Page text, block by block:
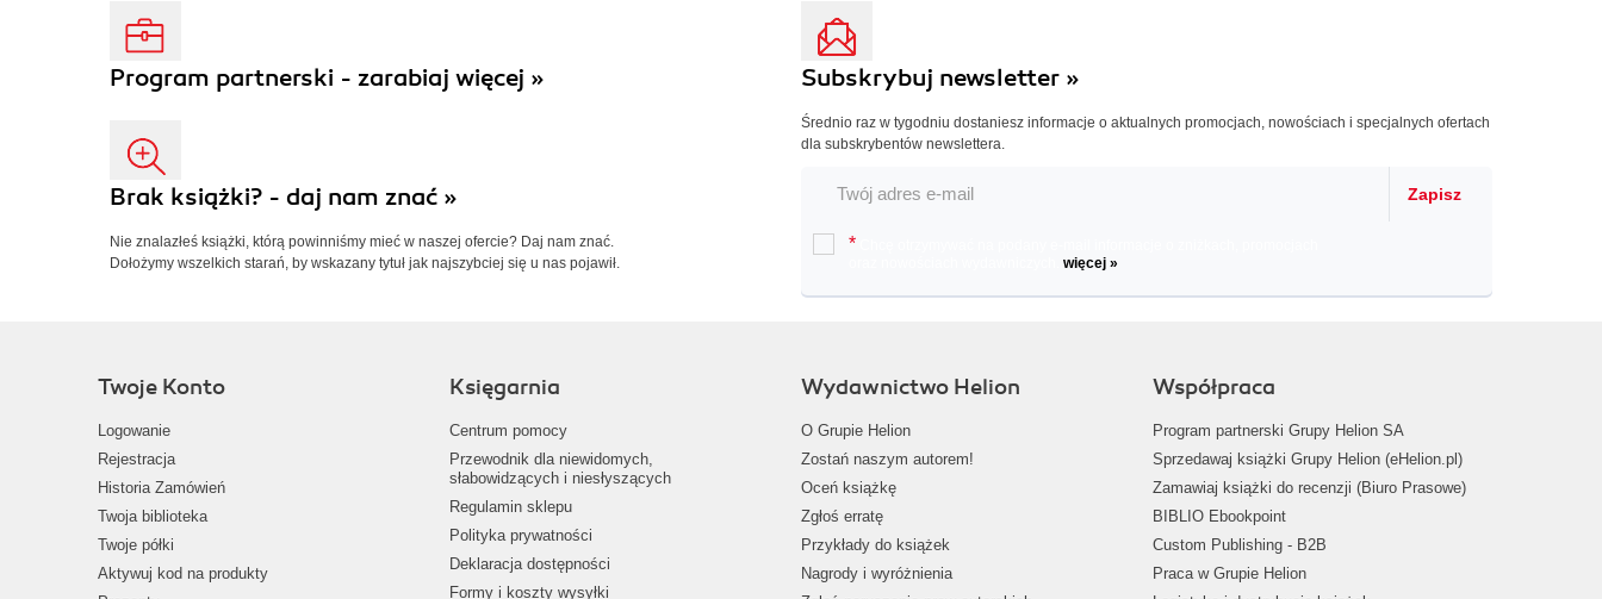
Program partnerski - zarabiaj więcej »
Brak książki? - daj nam znać »
Nie znalazłeś książki, którą powinniśmy mieć w naszej ofercie? Daj nam znać.
Dołożymy wszelkich starań, by wskazany tytuł jak najszybciej się u nas pojawił.
Subskrybuj newsletter »
Średnio raz w tygodniu dostaniesz informacje o aktualnych promocjach, nowościach i specjalnych ofertach
dla subskrybentów newslettera.
Zapisz
*
więcej »
Twoje Konto
Logowanie
Rejestracja
Historia Zamówień
Twoja biblioteka
Twoje półki
Aktywuj kod na produkty
Księgarnia
Centrum pomocy
Przewodnik dla niewidomych,
słabowidzących i niesłyszących
Regulamin sklepu
Polityka prywatności
Deklaracja dostępności
Formy i koszty wysyłki
Wydawnictwo Helion
O Grupie Helion
Zostań naszym autorem!
Oceń książkę
Zgłoś erratę
Przykłady do książek
Nagrody i wyróżnienia
Współpraca
Program partnerski Grupy Helion SA
Sprzedawaj książki Grupy Helion (eHelion.pl)
Zamawiaj książki do recenzji (Biuro Prasowe)
BIBLIO Ebookpoint
Custom Publishing - B2B
Praca w Grupie Helion